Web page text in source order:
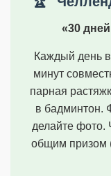
«30
Каждый день
минут
парная
в бадминтон.
делайте фото.
общим призом